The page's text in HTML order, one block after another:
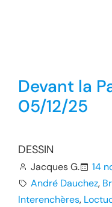
Devant la
05/12/25
DESSIN
Jacques G. 14
André Dauchez,
Interenchères,